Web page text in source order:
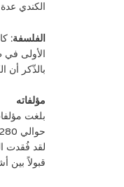
الكندي عدة
الفلسفة:
الأولى في
بالذّكر أن
مؤلفاته
حوالي 280 كتابًا.
لقد فُقدت
قبولاً بين